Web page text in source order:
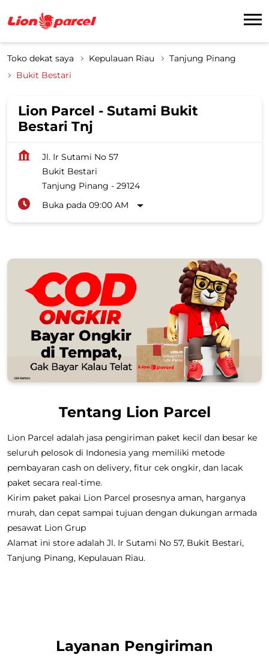
Toko dekat saya Kepulauan Riau
Tanjung Pinang
Bukit Bestari
Lion Parcel - Sutami Bukit
Bestari Tnj
Jl. Ir Sutami No 57
Bukit Bestari
Tanjung Pinang - 29124
Buka pada 09:00 AM
Tentang Lion Parcel
Lion Parcel adalah jasa pengiriman paket kecil dan besar ke
seluruh pelosok di Indonesia yang memiliki metode
pembayaran cash on delivery, fitur cek ongkir, dan lacak
paket secara real-time.
Kirim paket pakai Lion Parcel prosesnya aman, harganya
murah, dan cepat sampai tujuan dengan dukungan armada
pesawat Lion Grup
Alamat ini store adalah Jl. Ir Sutami No 57, Bukit Bestari,
Tanjung Pinang, Kepulauan Riau.
Layanan Pengiriman